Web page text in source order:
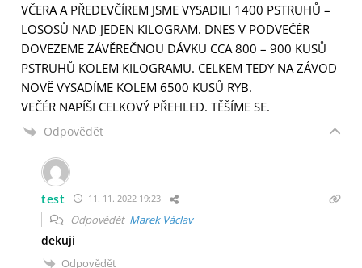
VČERA A PŘEDEVČÍREM JSME VYSADILI 1400 PSTRUHŮ –
LOSOSŮ NAD JEDEN KILOGRAM. DNES V PODVEČÉR
DOVEZEME ZÁVĚREČNOU DÁVKU CCA 800 – 900 KUSŮ
PSTRUHŮ KOLEM KILOGRAMU. CELKEM TEDY NA ZÁVOD
NOVĚ VYSADÍME KOLEM 6500 KUSŮ RYB.
VEČÉR NAPÍŠI CELKOVÝ PŘEHLED. TĚŠÍME SE.
Odpovědět
test 11. 11. 2022 19:23
Odpovědět Marek Václav
dekuji
Odpovědět